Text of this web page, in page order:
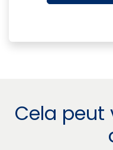
Cela peut